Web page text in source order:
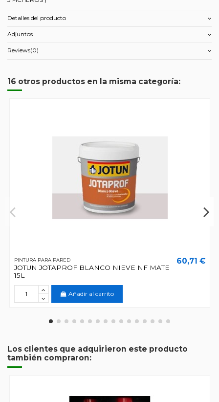
Detalles del producto
Adjuntos
Reviews(0)
16 otros productos en la misma categoría:
PINTURA PARA PARED
JOTUN JOTAPROF BLANCO NIEVE NF MATE
15L
60,71 €
Añadir al carrito
Los clientes que adquirieron este producto
también compraron: